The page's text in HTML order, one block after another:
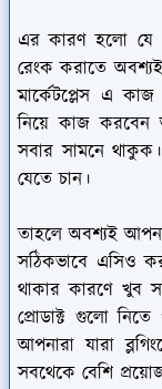
এর কারণ হলো যে
রেংক করাতে
মার্কেটপ্লেস এ
নিয়ে কাজ করবেন
সবার সামনে থাকুক।
যেতে চান।
তাহলে অবশ্যই
সঠিকভাবে এসিও
থাকার কারণে খুব
প্রোডাক্ট গুলো
আপনারা যারা
সবথেকে বেশি